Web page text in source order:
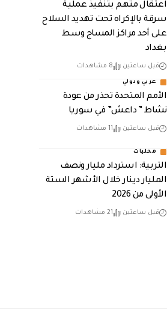
اعتقال متهم بتنفيذ عملية
سرقة بالإكراه تحت تهديد السلاح
على أحد مراكز المساج وسط
بغداد
قبل ساعتين 8 مشاهدات
عربي ودولي
الأمم المتحدة تحذر من عودة
نشاط ” داعش” في سوريا
قبل ساعتين 11 مشاهدات
محليات
التربية: استرداد مليار ونصف
المليار دينار خلال الأشهر الستة
الأولى من 2026
قبل ساعتين 21 مشاهدات